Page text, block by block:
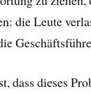
die Leute
dass dieses